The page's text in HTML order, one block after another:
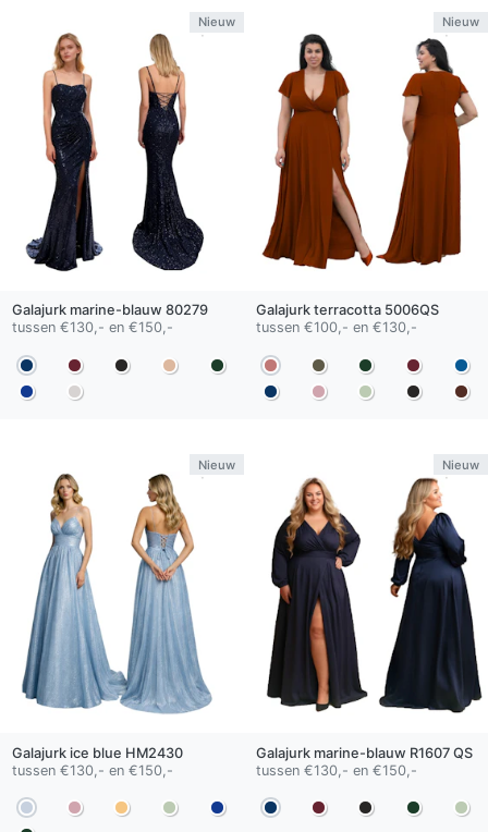
Nieuw
Galajurk marine-blauw 80279
tussen €130,- en €150,-
Nieuw
Galajurk terracotta5006QS
tussen €100,- en €130,-
Nieuw
Galajurk ice blue HM2430
tussen €130,- en €150,-
Nieuw
Galajurk marine-blauw R1607 QS
tussen €130,- en €150,-